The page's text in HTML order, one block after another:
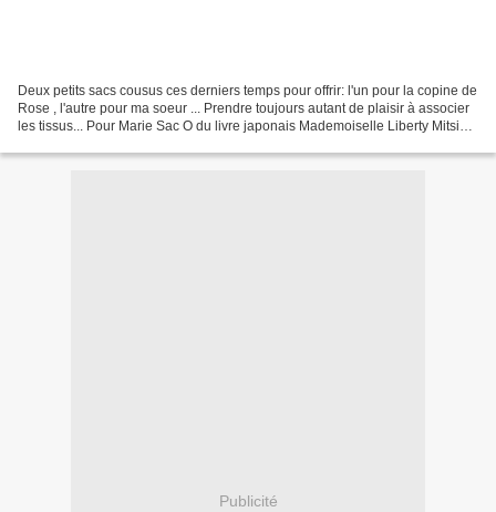
Deux petits sacs cousus ces derniers temps pour offrir: l'un pour la copine de
Rose , l'autre pour ma soeur ... Prendre toujours autant de plaisir à associer
les tissus... Pour Marie Sac O du livre japonais Mademoiselle Liberty Mitsi
Publicité